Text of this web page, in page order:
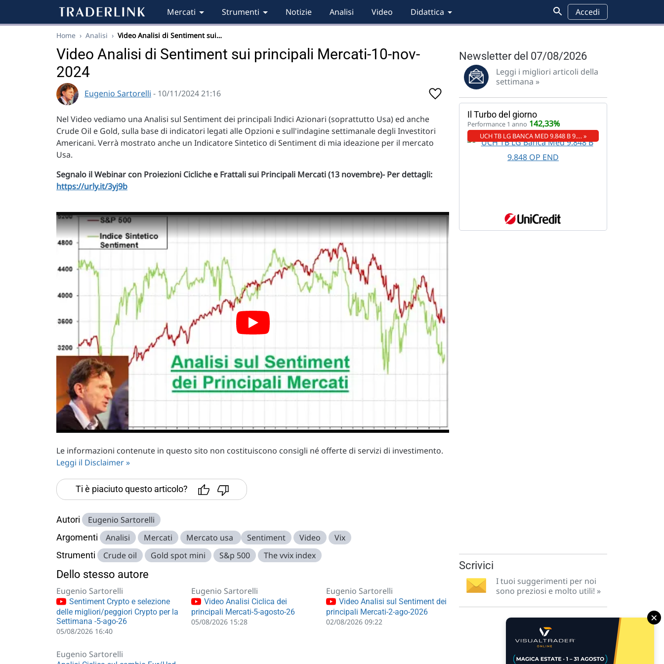
Mercati Strumenti Notizie Analisi Video Didattica Accedi
Home › Analisi › Video Analisi di Sentiment sui…
Video Analisi di Sentiment sui principali Mercati-10-nov-
2024
Eugenio Sartorelli - 10/11/2024 21:16
Nel Video vediamo una Analisi sul Sentiment dei principali Indici Azionari (soprattutto Usa) ed anche
Crude Oil e Gold, sulla base di indicatori legati alle Opzioni e sull'indagine settimanale degli Investitori
Americani. Verrà mostrato anche un Indicatore Sintetico di Sentiment di mia ideazione per il mercato
Usa.
Segnalo il Webinar con Proiezioni Cicliche e Frattali sui Principali Mercati (13 novembre)- Per dettagli:
https://urly.it/3yj9b
Le informazioni contenute in questo sito non costituiscono consigli né offerte di servizi di investimento.
Leggi il Disclaimer »
Ti è piaciuto questo articolo?
Autori Eugenio Sartorelli
Argomenti Analisi Mercati Mercato usa Sentiment Video Vix
Strumenti Crude oil Gold spot mini S&p 500 The vvix index
Dello stesso autore
Eugenio Sartorelli
Sentiment Crypto e selezione
delle migliori/peggiori Crypto per la
Settimana -5-ago-26
05/08/2026 16:40
Eugenio Sartorelli
Video Analisi Ciclica dei
principali Mercati-5-agosto-26
05/08/2026 15:28
Eugenio Sartorelli
Video Analisi sul Sentiment dei
principali Mercati-2-ago-2026
02/08/2026 09:22
Eugenio Sartorelli
Newsletter del 07/08/2026
Leggi i migliori articoli della
settimana »
Il Turbo del giorno
Performance 1 anno 142,33%
UCH TB LG BANCA MED 9.848 B 9.… »
Scrivici
I tuoi suggerimenti per noi
sono preziosi e molto utili! »
×